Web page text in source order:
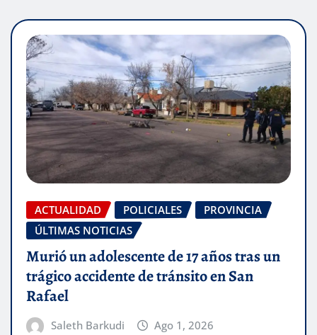
ACTUALIDAD POLICIALES
PROVINCIA
ÚLTIMAS NOTICIAS
Murió un adolescente de 17 años tras un
trágico accidente de tránsito en San
Rafael
Saleth Barkudi Ago 1, 2026